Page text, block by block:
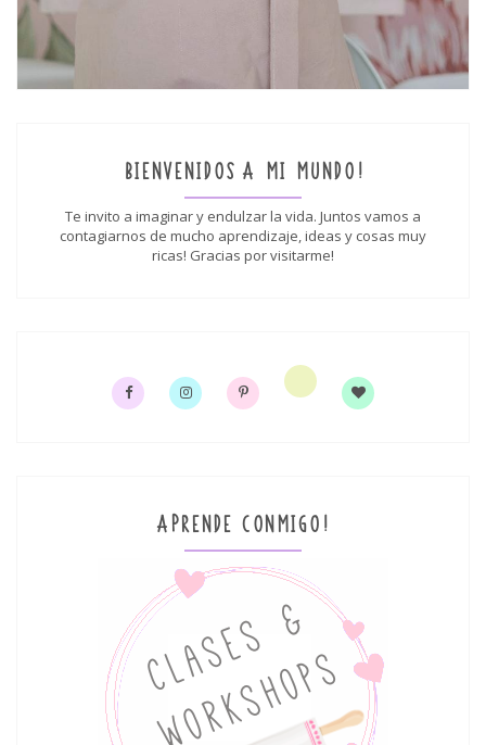
BIENVENIDOS A MI MUNDO!
Te invito a imaginar y endulzar la vida. Juntos vamos a
contagiarnos de mucho aprendizaje, ideas y cosas muy
ricas! Gracias por visitarme!
APRENDE CONMIGO!